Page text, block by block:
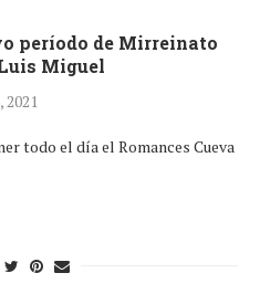
período de Mirreinato
Miguel
2021
todo el día el Romances Cueva